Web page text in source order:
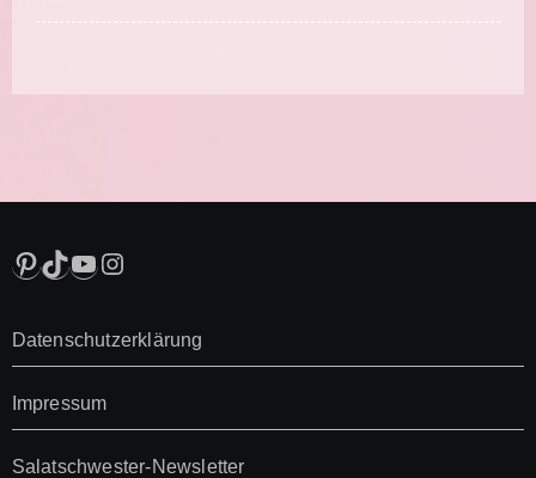
Pinterest
TikTok
YouTube
Instagram
Datenschutzerklärung
Impressum
Salatschwester-Newsletter